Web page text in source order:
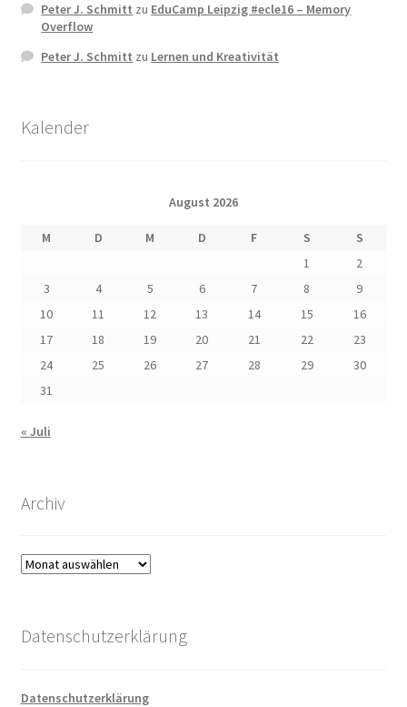
Peter J. Schmitt zu EduCamp Leipzig #ecle16 – Memory
Overflow
Peter J. Schmitt zu Lernen und Kreativität
Kalender
August 2026
M D M D F S
S
1
2
3
4 5 6 7 8
9
10
11 12 13 14 15
16
17
18 19 20 21 22
23
24
25 26 27 28 29
30
31
« Juli
Archiv
Archiv
Datenschutzerklärung
Datenschutzerklärung